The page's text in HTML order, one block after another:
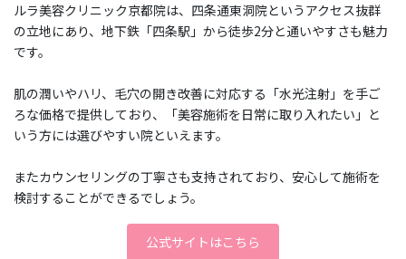
ルラ美容クリニック京都院は、四条通東洞院というアクセス抜群
の立地にあり、地下鉄「四条駅」から徒歩2分と通いやすさも魅力
です。
肌の潤いやハリ、毛穴の開き改善に対応する「水光注射」を手ご
ろな価格で提供しており、「美容施術を日常に取り入れたい」と
いう方には選びやすい院といえます。
またカウンセリングの丁寧さも支持されており、安心して施術を
検討することができるでしょう。
公式サイトはこちら